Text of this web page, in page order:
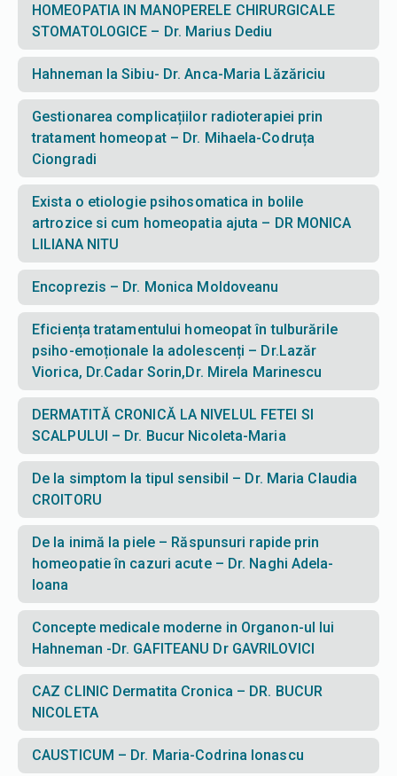
HOMEOPATIA IN MANOPERELE CHIRURGICALE
STOMATOLOGICE – Dr. Marius Dediu
Hahneman la Sibiu- Dr. Anca-Maria Lăzăriciu
Gestionarea complicațiilor radioterapiei prin
tratament homeopat – Dr. Mihaela-Codruța
Ciongradi
Exista o etiologie psihosomatica in bolile
artrozice si cum homeopatia ajuta – DR MONICA
LILIANA NITU
Encoprezis – Dr. Monica Moldoveanu
Eficiența tratamentului homeopat în tulburările
psiho-emoționale la adolescenți – Dr.Lazăr
Viorica, Dr.Cadar Sorin,Dr. Mirela Marinescu
DERMATITĂ CRONICĂ LA NIVELUL FETEI SI
SCALPULUI – Dr. Bucur Nicoleta-Maria
De la simptom la tipul sensibil – Dr. Maria Claudia
CROITORU
De la inimă la piele – Răspunsuri rapide prin
homeopatie în cazuri acute – Dr. Naghi Adela-
Ioana
Concepte medicale moderne in Organon-ul lui
Hahneman -Dr. GAFITEANU Dr GAVRILOVICI
CAZ CLINIC Dermatita Cronica – DR. BUCUR
NICOLETA
CAUSTICUM – Dr. Maria-Codrina Ionascu